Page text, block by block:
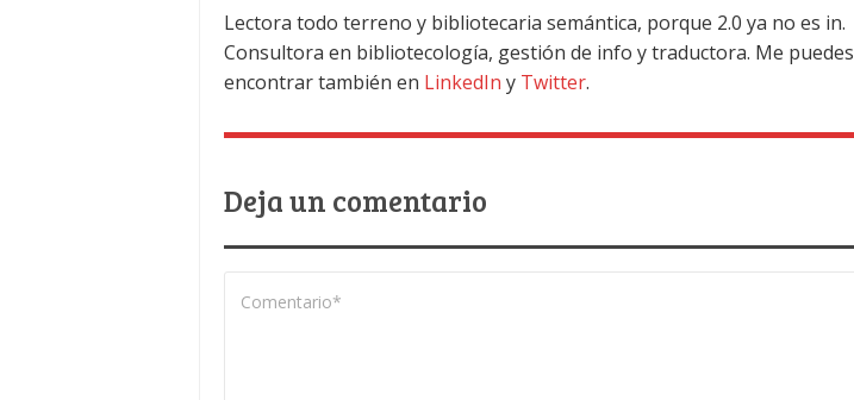
Lectora todo terreno y bibliotecaria semántica, porque 2.0 ya no es in.
Consultora en bibliotecología, gestión de info y traductora. Me puedes
encontrar también en LinkedIn y Twitter.
Deja un comentario